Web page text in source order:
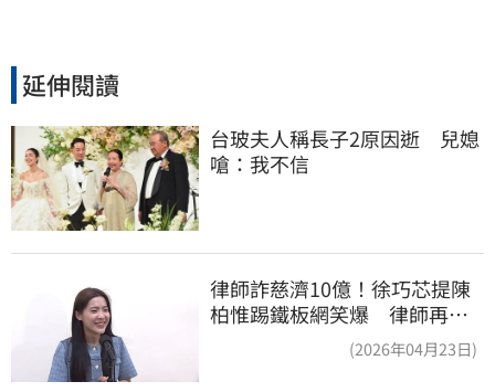
延伸閱讀
台玻夫人稱長子2原因逝　兒媳
嗆：我不信
律師詐慈濟10億！徐巧芯提陳
柏惟踢鐵板網笑爆 律師再曬1
(2026年04月23日)